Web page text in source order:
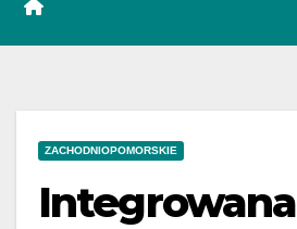
ZACHODNIOPOMORSKIE
Integrowana